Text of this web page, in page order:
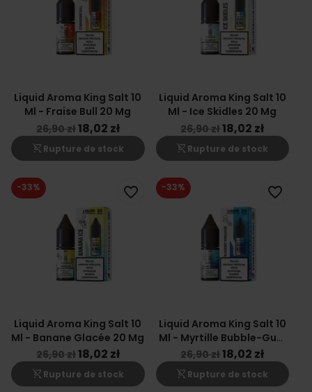
Liquid Aroma King Salt 10
Ml - Fraise Bull 20 Mg
26,90 zł18,02 zł
shopping_cart_off Rupture de stock
Liquid Aroma King Salt 10
Ml - Ice Skidles 20 Mg
26,90 zł18,02 zł
shopping_cart_off Rupture de stock
Liquid Aroma King Salt 10
Ml - Banane Glacée 20 Mg
26,90 zł18,02 zł
shopping_cart_off Rupture de stock
-33% favorite_border
Liquid Aroma King Salt 10
Ml - Myrtille Bubble-Gum
20 Mg
26,90 zł18,02 zł
shopping_cart_off Rupture de stock
-33% favorite_border